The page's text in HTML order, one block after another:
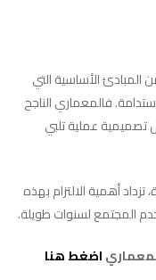
الأساسية التي
فالمعماري الناجح
عملية تلبي
تزداد أهمية الالتزام بهذه
المجتمع لسنوات طويلة.
اضغط هنا